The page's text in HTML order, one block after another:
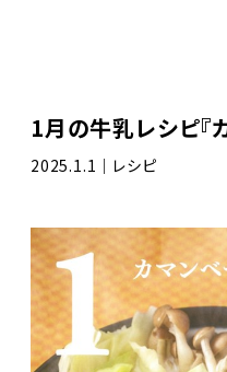
1月の牛乳レシピ『
2025.1.1｜レシピ